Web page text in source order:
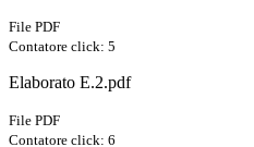
File PDF
Contatore click: 5
Elaborato E.2.pdf
File PDF
Contatore click: 6